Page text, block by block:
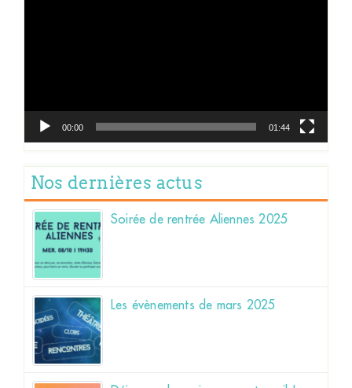
00:00 01:44
Nos dernières actus
Soirée de rentrée Aliennes 2025
Les évènements de mars 2025